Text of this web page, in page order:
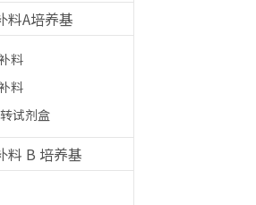
料A培养基
料
料
试剂盒
料 B 培养基